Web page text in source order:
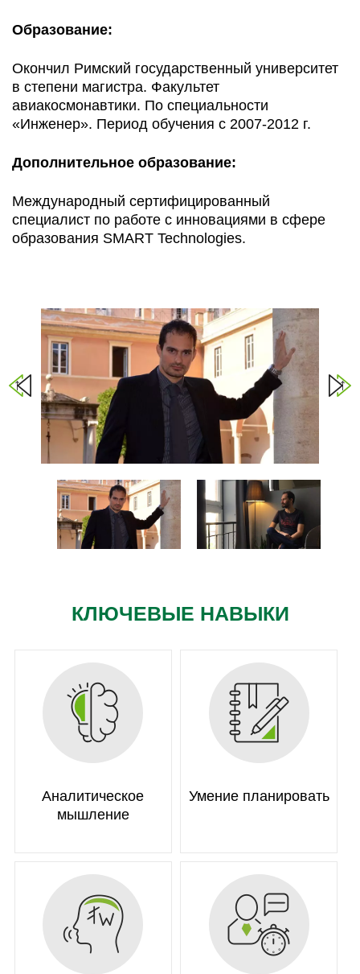
Образование:
Окончил Римский государственный университет
в степени магистра. Факультет
авиакосмонавтики. По специальности
«Инженер». Период обучения с 2007-2012 г.
Дополнительное образование:
Международный сертифицированный
специалист по работе с инновациями в сфере
образования SMART Technologies.
КЛЮЧЕВЫЕ НАВЫКИ
Аналитическое
мышление
Умение планировать